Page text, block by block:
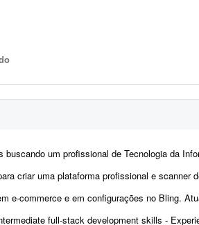
um profissional de Tecnologia da Informação altamente qualificado para realizar um
profissional e scanner de arbitragem de criptomoedas, semelhante às
no Bling. Atualmente temos a conta de um cliente
skills - Experience with front-end and back-end web development - Ability to